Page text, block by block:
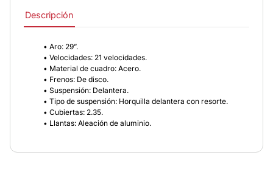
Descripción
• Aro: 29”.
• Velocidades: 21 velocidades.
• Material de cuadro: Acero.
• Frenos: De disco.
• Suspensión: Delantera.
• Tipo de suspensión: Horquilla delantera con resorte.
• Cubiertas: 2.35.
• Llantas: Aleación de aluminio.